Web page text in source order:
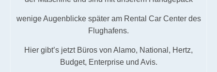
wenige Augenblicke später am Rental Car Center des
Flughafens.
Hier gibt’s jetzt Büros von Alamo, National, Hertz,
Budget, Enterprise und Avis.